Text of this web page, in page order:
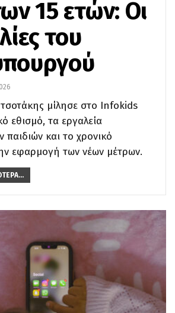
15 ετών: Οι
του
μίλησε στο Infokids
εθισμό, τα εργαλεία
παιδιών και το χρονικό
εφαρμογή των νέων μέτρων.